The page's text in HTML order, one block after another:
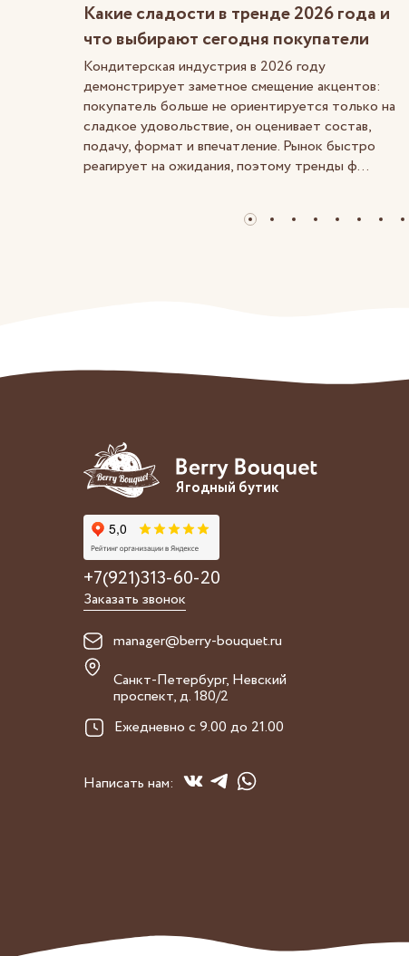
Какие сладости в тренде 2026 года и
что выбирают сегодня покупатели
Кондитерская индустрия в 2026 году
демонстрирует заметное смещение акцентов:
покупатель больше не ориентируется только на
сладкое удовольствие, он оценивает состав,
подачу, формат и впечатление. Рынок быстро
реагирует на ожидания, поэтому тренды ф...
Ягодный бутик
+7(921)313-60-20
Заказать звонок
manager@berry-bouquet.ru
Санкт-Петербург, Невский
проспект, д. 180/2
Ежедневно с 9.00 до 21.00
Написать нам: